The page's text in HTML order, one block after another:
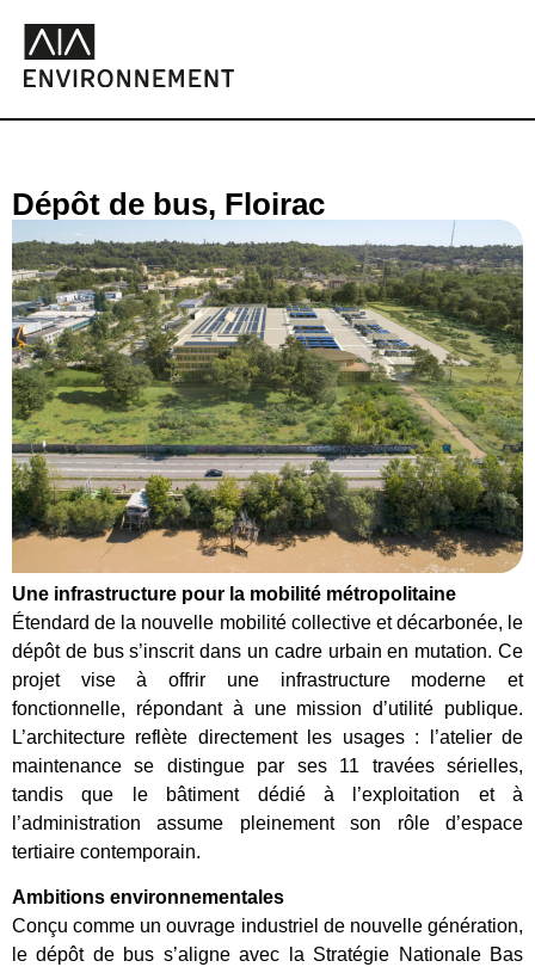
Dépôt de bus, Floirac
Une infrastructure pour la mobilité métropolitaine
Étendard de la nouvelle mobilité collective et décarbonée, le
dépôt de bus s’inscrit dans un cadre urbain en mutation. Ce
projet vise à offrir une infrastructure moderne et
fonctionnelle, répondant à une mission d’utilité publique.
L’architecture reflète directement les usages : l’atelier de
maintenance se distingue par ses 11 travées sérielles,
tandis que le bâtiment dédié à l’exploitation et à
l’administration assume pleinement son rôle d’espace
tertiaire contemporain.
Ambitions environnementales
Conçu comme un ouvrage industriel de nouvelle génération,
le dépôt de bus s’aligne avec la Stratégie Nationale Bas